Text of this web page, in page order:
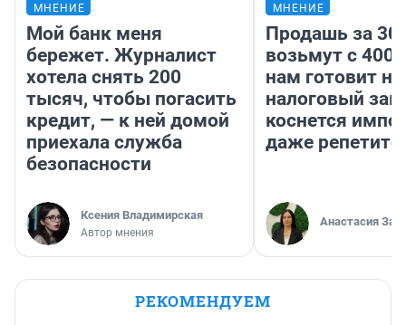
МНЕНИЕ
Мой банк меня
бережет. Журналист
хотела снять 200
тысяч, чтобы погасить
кредит, — к ней домой
приехала служба
безопасности
Ксения Владимирская
Автор мнения
МНЕНИЕ
Продашь за
возьмут с
нам готовит
налоговый
коснется
даже
Анастасия
РЕКОМЕНДУЕМ